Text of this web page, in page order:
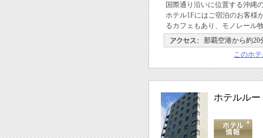
国際通り沿いに位置する沖縄
ホテル1Fにはご宿泊のお客様
るカフェもあり、モノレール
那覇空港から約20
このホ
ホテルル